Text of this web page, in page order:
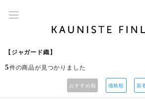
【ジャガード織】
5件の商品が見つかりました
おすすめ順 価格順 新